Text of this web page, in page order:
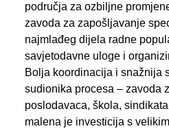
područja za ozbiljne
zavoda za zapošljavanje
najmlađeg dijela radne
savjetodavne uloge i
Bolja koordinacija i snažnija
sudionika procesa – zavoda
poslodavaca, škola,
malena je investicija s